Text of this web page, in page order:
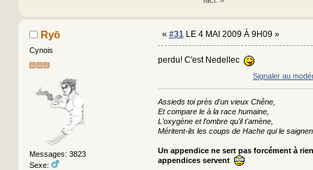
Ryō
Cynois
Messages: 3823
Sexe:
« #31LE 4 MAI 2009 À 9H09 »
perdu! C'est Nedellec
Signaler au
Assieds toi près d'un vieux Chêne,
Et compare le à la race humaine,
L'oxygène et l'ombre qu'il t'amène,
Méritent-ils les coups de Hache qui le
Un appendice ne sert pas forcément à
appendices servent